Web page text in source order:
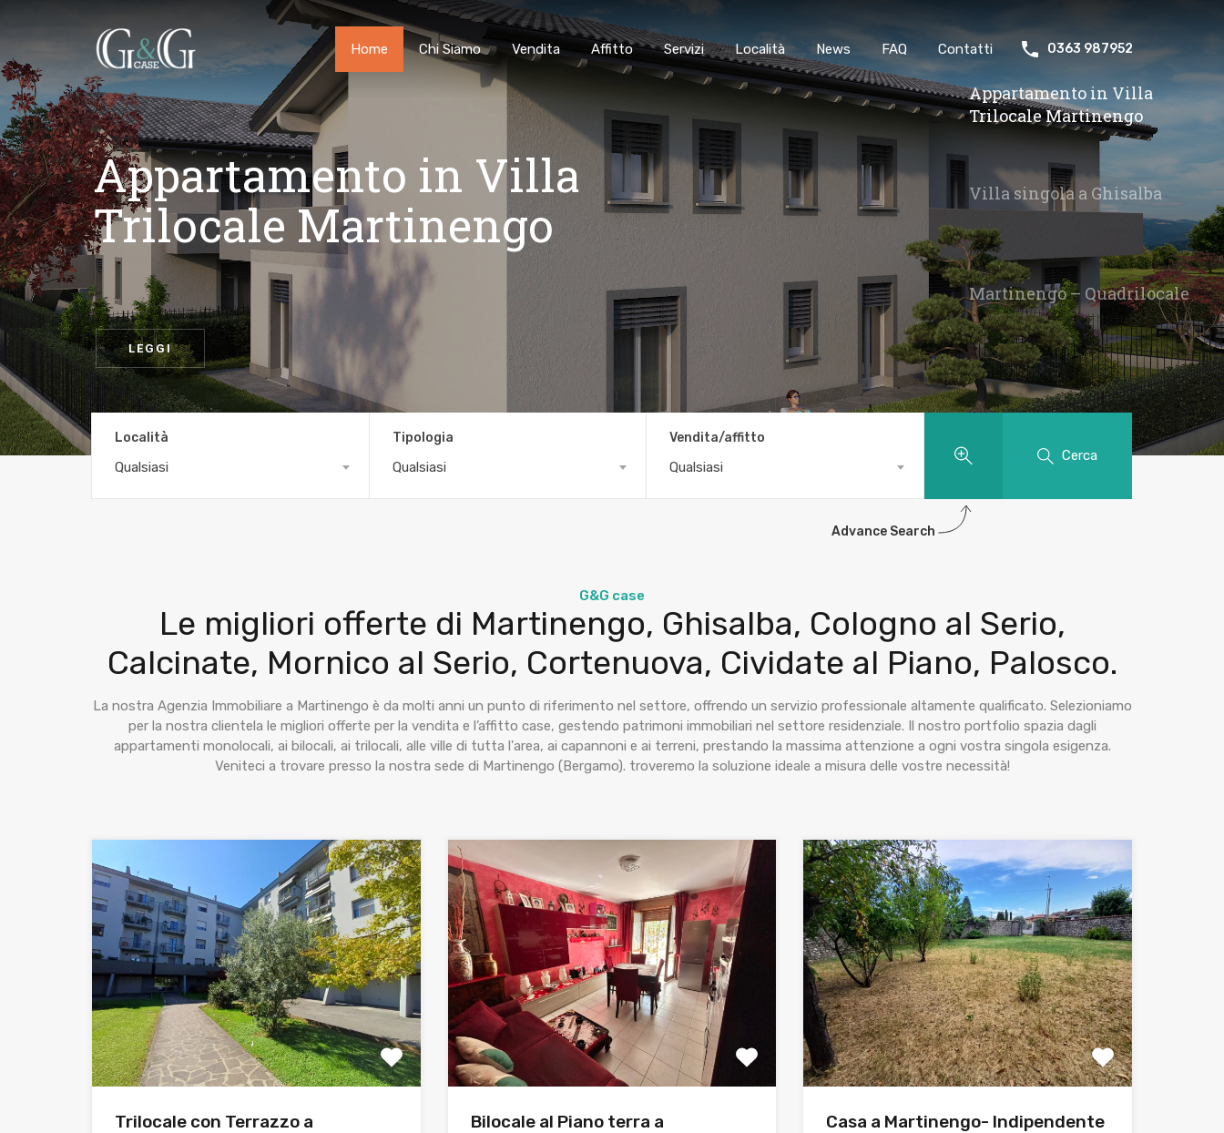
Home Chi Siamo Vendita Affitto Servizi Località News FAQ Contatti 0363 987952
Appartamento in Villa
Trilocale Martinengo
LEGGI
Appartamento in Villa
Trilocale Martinengo
Villa singola a Ghisalba
Martinengo – Quadrilocale
Martinengo – Trilocale in
Villa
Località
Qualsiasi
Tipologia
Qualsiasi
Vendita/affitto
Qualsiasi
Advance Search
Cerca
G&G case
Le migliori offerte di Martinengo, Ghisalba, Cologno al Serio,
Calcinate, Mornico al Serio, Cortenuova, Cividate al Piano, Palosco.
La nostra Agenzia Immobiliare a Martinengo è da molti anni un punto di riferimento nel settore, offrendo un servizio professionale altamente qualificato. Selezioniamo
per la nostra clientela le migliori offerte per la vendita e l’affitto case, gestendo patrimoni immobiliari nel settore residenziale. Il nostro portfolio spazia dagli
appartamenti monolocali, ai bilocali, ai trilocali, alle ville di tutta l'area, ai capannoni e ai terreni, prestando la massima attenzione a ogni vostra singola esigenza.
Veniteci a trovare presso la nostra sede di Martinengo (Bergamo). troveremo la soluzione ideale a misura delle vostre necessità!
Trilocale con Terrazzo a
Bilocale al Piano terra a
Casa a Martinengo- Indipendente